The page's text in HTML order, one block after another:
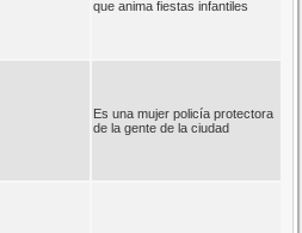
que anima fiestas infantiles
Es una mujer policía protectora
de la gente de la ciudad